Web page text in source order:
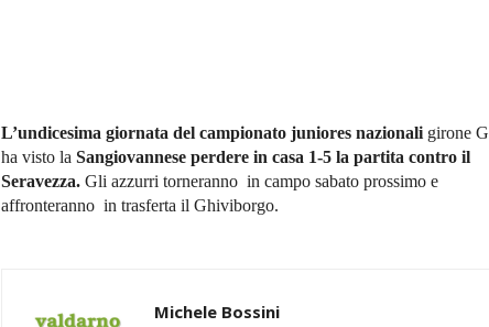
L’undicesima giornata del campionato juniores nazionali girone G
ha visto la Sangiovannese perdere in casa 1-5 la partita contro il
Seravezza. Gli azzurri torneranno in campo sabato prossimo e
affronteranno in trasferta il Ghiviborgo.
Michele Bossini